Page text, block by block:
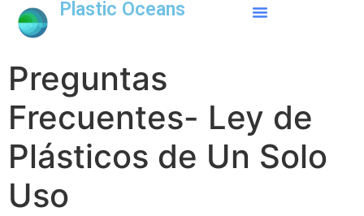
Plastic Oceans
Preguntas
Frecuentes- Ley de
Plásticos de Un Solo
Uso